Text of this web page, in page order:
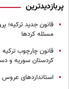
پربازدیدترین
قانون جدید ترکیه؛
مسئله کردها
قانون چارچوب ترکیه
کردستان سوریه و
استانداردهای عروس و